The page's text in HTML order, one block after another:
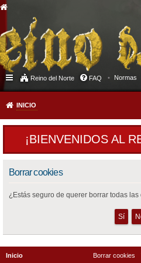
Reino del Norte FAQ Normas
INICIO
¡BIENVENIDOS AL
Borrar cookies
¿Estás seguro de querer borrar todas
Inicio Borrar cookies